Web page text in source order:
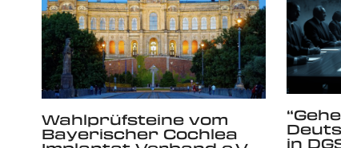
Wahlprüfsteine vom
Bayerischer Cochlea in